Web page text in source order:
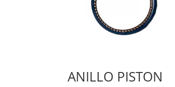
ANILLO PISTON